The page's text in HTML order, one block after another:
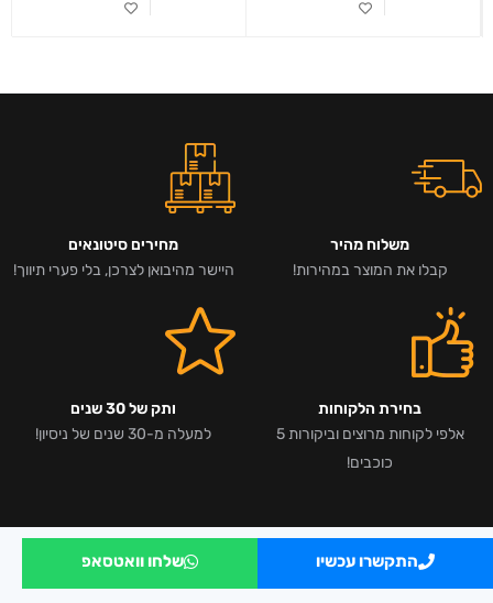
משלוח מהיר
קבלו את המוצר במהירות!
מחירים סיטונאים
היישר מהיבואן לצרכן, בלי פערי תיווך!
בחירת הלקוחות
אלפי לקוחות מרוצים וביקורות 5
כוכבים!
ותק של 30 שנים
למעלה מ-30 שנים של ניסיון!
התקשרו עכשיו שלחו וואטסאפ